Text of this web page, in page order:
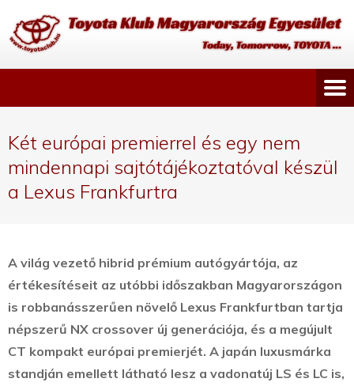
Két európai premierrel és egy nem
mindennapi sajtótájékoztatóval készül
a Lexus Frankfurtra
A világ vezető hibrid prémium autógyártója, az
értékesítéseit az utóbbi időszakban Magyarországon
is robbanásszerűen növelő Lexus Frankfurtban tartja
népszerű NX crossover új generációja, és a megújult
CT kompakt európai premierjét. A japán luxusmárka
standján emellett látható lesz a vadonatúj LS és LC is,